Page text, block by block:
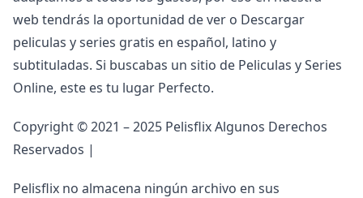
web tendrás la oportunidad de ver o Descargar
peliculas y series gratis en español, latino y
subtituladas. Si buscabas un sitio de Peliculas y Series
Online, este es tu lugar Perfecto.
Copyright © 2021 – 2025 Pelisflix Algunos Derechos
Reservados |
Pelisflix no almacena ningún archivo en sus